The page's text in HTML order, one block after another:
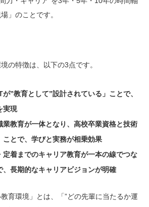
」のことです。
の特徴は、以下の3点です。
”教育として”設計されている」ことで、
実現
業教育が一体となり、高校卒業資格と技術
ことで、学びと実務が相乗効果
定着までのキャリア教育が一本の線でつな
、長期的なキャリアビジョンが明確
育環境」とは、「”どの先輩に当たるか運